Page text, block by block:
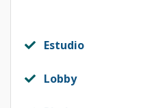
Estudio
Lobby